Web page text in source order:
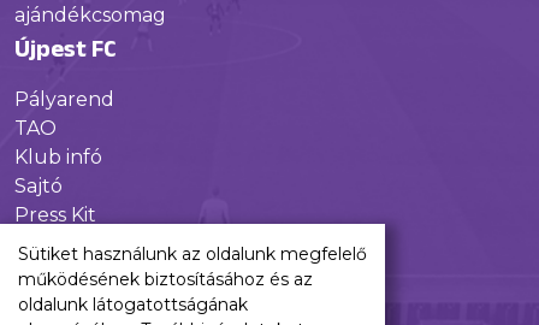
ajándékcsomag
Újpest FC
Pályarend
TAO
Klub infó
Sajtó
Press Kit
Újpest FC Shop
Digitális felületeink
Sütiket használunk az oldalunk megfelelő
működésének biztosításához és az
oldalunk látogatottságának